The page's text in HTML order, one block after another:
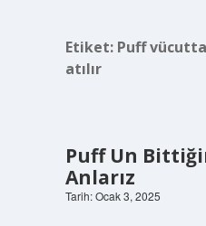
Etiket: Puff
atılır
Puff Un
Anlarız
Tarih: Ocak 3, 2025